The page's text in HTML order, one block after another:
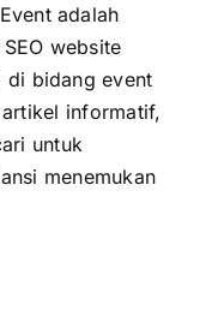
adalah
website
di bidang event
informatif,
untuk
menemukan